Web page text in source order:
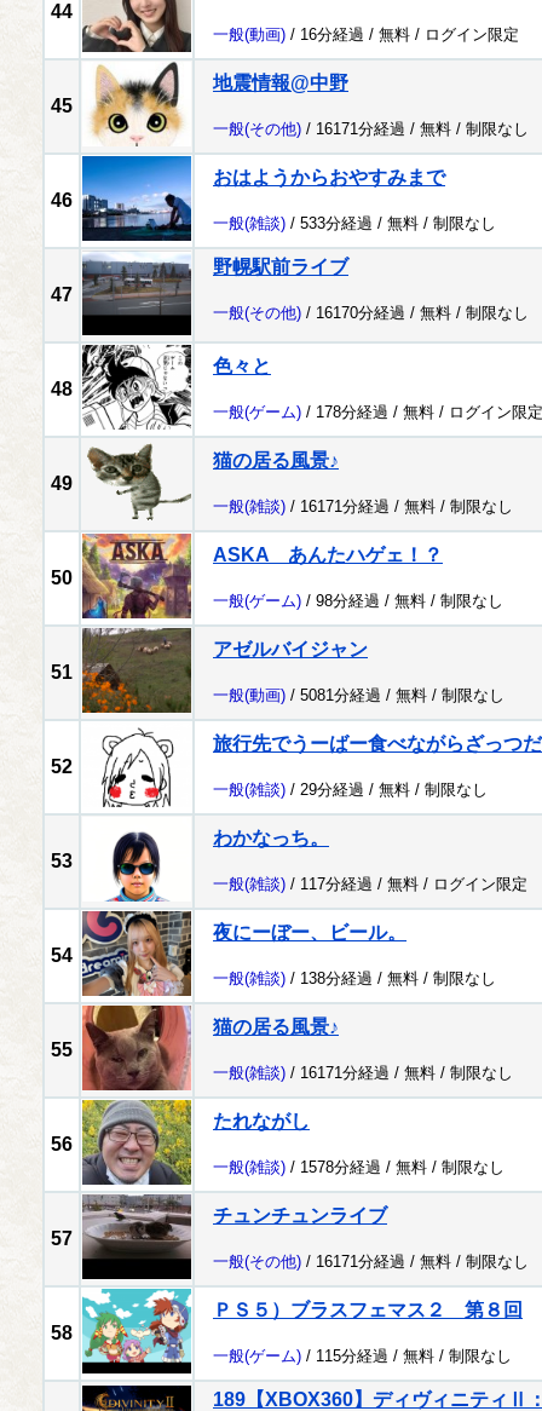
44
一般(動画) / 16分経過 / 無料 / ログイン限定
45
地震情報@中野
一般(その他) / 16171分経過 / 無料 / 制限なし
46
おはようからおやすみまで
一般(雑談) / 533分経過 / 無料 / 制限なし
47
野幌駅前ライブ
一般(その他) / 16170分経過 / 無料 / 制限なし
48
色々と
一般(ゲーム) / 178分経過 / 無料 / ログイン限定
49
猫の居る風景♪
一般(雑談) / 16171分経過 / 無料 / 制限なし
50
ASKA あんたハゲェ！？
一般(ゲーム) / 98分経過 / 無料 / 制限なし
51
アゼルバイジャン
一般(動画) / 5081分経過 / 無料 / 制限なし
52
旅行先でうーばー食べながらざっつ
一般(雑談) / 29分経過 / 無料 / 制限なし
53
わかなっち。
一般(雑談) / 117分経過 / 無料 / ログイン限定
54
夜にーぼー、ビール。
一般(雑談) / 138分経過 / 無料 / 制限なし
55
猫の居る風景♪
一般(雑談) / 16171分経過 / 無料 / 制限なし
56
たれながし
一般(雑談) / 1578分経過 / 無料 / 制限なし
57
チュンチュンライブ
一般(その他) / 16171分経過 / 無料 / 制限なし
58
ＰＳ５）ブラスフェマス２ 第８回
一般(ゲーム) / 115分経過 / 無料 / 制限なし
189【XBOX360】ディヴィニティⅡ